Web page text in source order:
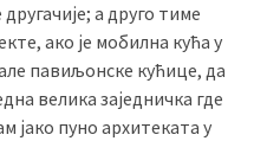
а друго тиме
ако је мобилна кућа у
павиљонске кућице, да
велика заједничка где
јако пуно архитеката у